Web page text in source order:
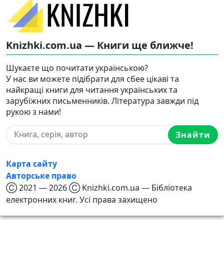
Knizhki.com.ua — Книги ще ближче!
Шукаєте що почитати українською?
У нас ви можете підібрати для сбее цікаві та
найкращі книги для читання українських та
зарубіжних письменників. Література завжди під
рукою з нами!
Знайти
Карта сайту
Авторське право
Ⓒ 2021 — 2026 Ⓒ Knizhki.com.ua — Бібліотека
електронних книг. Усі права захищено